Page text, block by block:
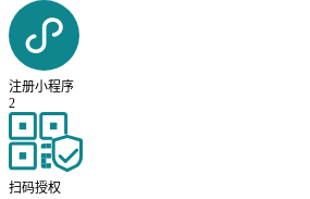
注册小程序
2
扫码授权